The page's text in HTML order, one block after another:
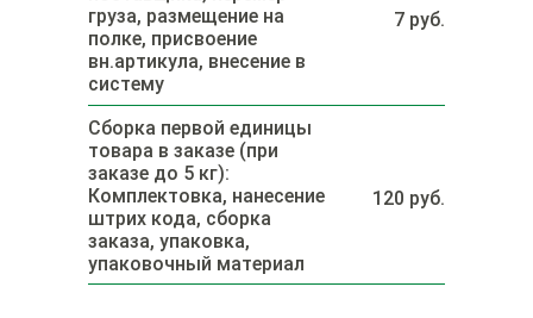
груза, размещение на
полке, присвоение
вн.артикула, внесение в
систему
7 руб.
Сборка первой единицы
товара в заказе (при
заказе до 5 кг):
Комплектовка, нанесение
штрих кода, сборка
заказа, упаковка,
упаковочный материал
120 руб.